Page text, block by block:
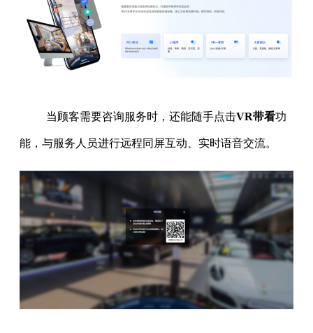
当顾客需要咨询服务时，还能随手点击VR带看功
能，与服务人员进行远程同屏互动、实时语音交流。